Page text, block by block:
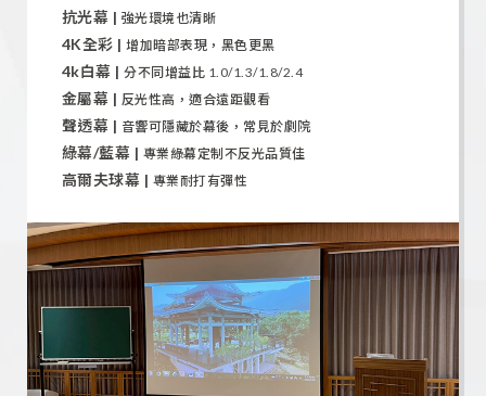
抗光幕 | 強光環境也清晰
4K全彩 |增加暗部表現，黑色更黑
4k白幕 |分不同增益比 1.0/1.3/1.8/2.4
金屬幕 | 反光性高，適合遠距觀看
聲透幕 | 音響可隱藏於幕後，常見於劇院
綠幕/藍幕 | 專業綠幕定制不反光品質佳
高爾夫球幕 | 專業耐打有彈性